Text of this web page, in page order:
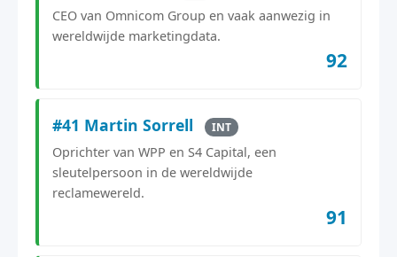
CEO van Omnicom Group en vaak aanwezig in
wereldwijde marketingdata.
92
#41 Martin Sorrell INT
Oprichter van WPP en S4 Capital, een
sleutelpersoon in de wereldwijde
reclamewereld.
91